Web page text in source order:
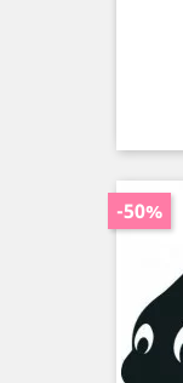
-50%